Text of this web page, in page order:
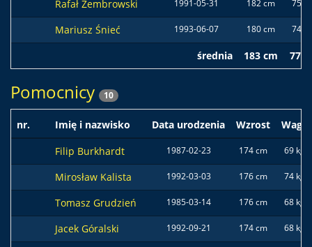
Rafał Zembrowski 1991-05-31 182 cm 75 kg
Mariusz Śnieć 1993-06-07 180 cm 74 kg
średnia 183 cm 77
Pomocnicy 10
nr. Imię i nazwisko Data urodzenia Wzrost
Waga
Filip Burkhardt
1987-02-23 174 cm 69 kg
Mirosław Kalista 1992-03-03 176 cm 74 kg
Tomasz Grudzień 1985-03-14 176 cm 68 kg
Jacek Góralski 1992-09-21 174 cm 68 kg